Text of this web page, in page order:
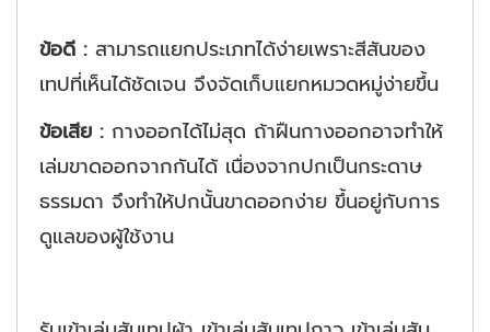
ข้อดี : สามารถแยกประเภทได้ง่ายเพราะสีสันของ
เทปที่เห็นได้ชัดเจน จึงจัดเก็บแยกหมวดหมู่ง่ายขึ้น
ข้อเสีย : กางออกได้ไม่สุด ถ้าฝืนกางออกอาจทำให้
เล่มขาดออกจากกันได้ เนื่องจากปกเป็นกระดาษ
ธรรมดา จึงทำให้ปกนั้นขาดออกง่าย ขึ้นอยู่กับการ
ดูแลของผู้ใช้งาน